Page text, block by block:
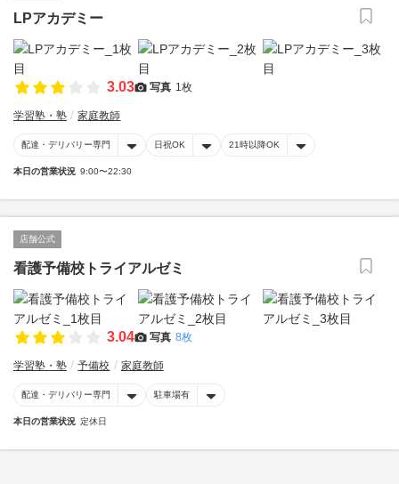
LPアカデミー
3.03 写真 1枚
学習塾・塾 家庭教師
配達・デリバリー専門 日祝OK 21時以降OK
本日の営業状況 9:00〜22:30
店舗公式
看護予備校トライアルゼミ
3.04 写真 8枚
学習塾・塾 予備校 家庭教師
配達・デリバリー専門 駐車場有
本日の営業状況 定休日